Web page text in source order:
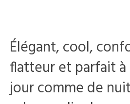
Élégant, cool,
flatteur et parfait
jour comme de